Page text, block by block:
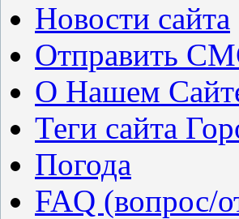
Новости сайта
Отправить
О Нашем
Теги сайта
Погода
FAQ (вопрос/